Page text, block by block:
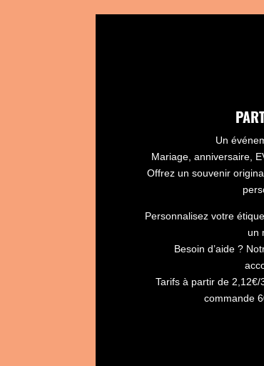
Un
Mariage, anniversaire,
Offrez un souvenir
Personnalisez votre
un
Besoin d’aide ?
Tarifs à partir de
commande